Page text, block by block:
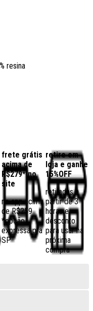
resina
frete grátis
acima de
R$279* no
site
no app acima
de R$259
*opção
expressa pra
SP
retire em
loja e ganhe
15%OFF
retiradas a
partir de 3
horas e
desconto
para usar na
próxima
compra